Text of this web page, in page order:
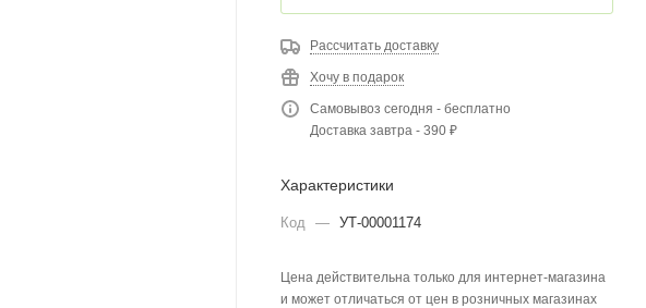
Рассчитать доставку
Хочу в подарок
Самовывоз сегодня - бесплатно
Доставка завтра - 390 ₽
Характеристики
Код — УТ-00001174
Цена действительна только для интернет-магазина
и может отличаться от цен в розничных магазинах